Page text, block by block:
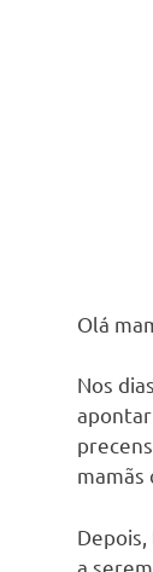
Olá
Nos
mamãs
a